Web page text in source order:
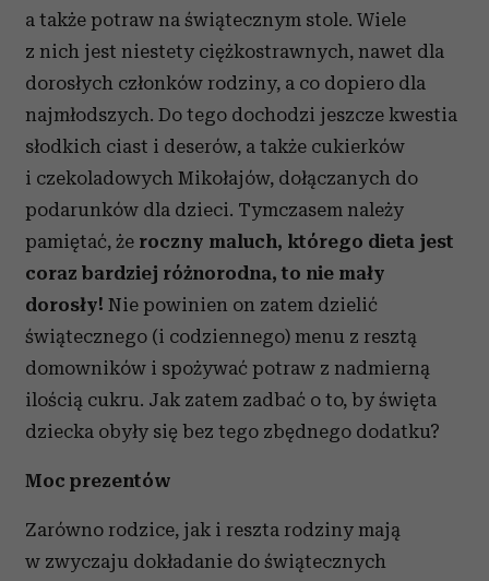
a także potraw na świątecznym stole. Wiele
z nich jest niestety ciężkostrawnych, nawet dla
dorosłych członków rodziny, a co dopiero dla
najmłodszych. Do tego dochodzi jeszcze kwestia
słodkich ciast i deserów, a także cukierków
i czekoladowych Mikołajów, dołączanych do
podarunków dla dzieci. Tymczasem należy
pamiętać, że roczny maluch, którego dieta jest
coraz bardziej różnorodna, to nie mały
dorosły! Nie powinien on zatem dzielić
świątecznego (i codziennego) menu z resztą
domowników i spożywać potraw z nadmierną
ilością cukru. Jak zatem zadbać o to, by święta
dziecka obyły się bez tego zbędnego dodatku?
Moc prezentów
Zarówno rodzice, jak i reszta rodziny mają
w zwyczaju dokładanie do świątecznych